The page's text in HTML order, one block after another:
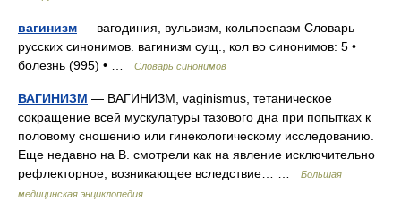
вагинизм — вагодиния, вульвизм, кольпоспазм Словарь
русских синонимов. вагинизм сущ., кол во синонимов: 5 •
болезнь (995) • …
Словарь синонимов
ВАГИНИЗМ — ВАГИНИЗМ, vaginismus, тетаническое
сокращение всей мускулатуры тазового дна при попытках к
половому сношению или гинекологическому исследованию.
Еще недавно на В. смотрели как на явление исключительно
рефлекторное, возникающее вследствие… …
Большая
медицинская энциклопедия